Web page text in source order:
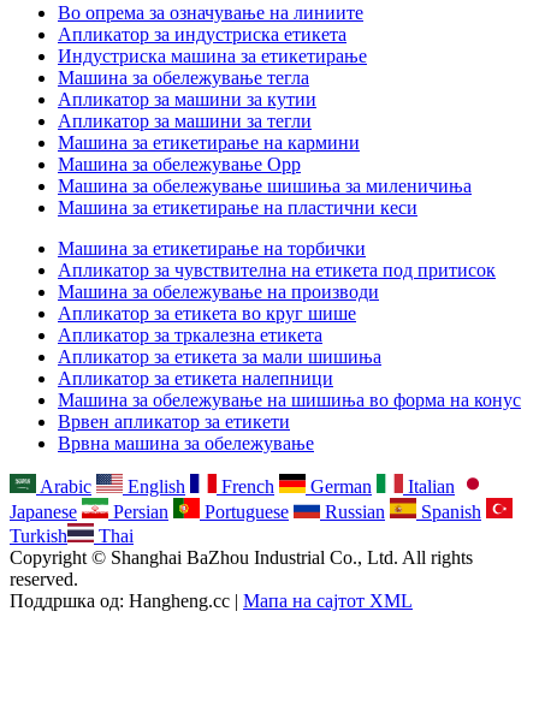
Во опрема за означување на линиите
Апликатор за индустриска етикета
Индустриска машина за етикетирање
Машина за обележување тегла
Апликатор за машини за кутии
Апликатор за машини за тегли
Машина за етикетирање на кармини
Машина за обележување Opp
Машина за обележување шишиња за миленичиња
Машина за етикетирање на пластични кеси
Машина за етикетирање на торбички
Апликатор за чувствителна на етикета под притисок
Машина за обележување на производи
Апликатор за етикета во круг шише
Апликатор за тркалезна етикета
Апликатор за етикета за мали шишиња
Апликатор за етикета налепници
Машина за обележување на шишиња во форма на конус
Врвен апликатор за етикети
Врвна машина за обележување
Arabic English French German
Italian
Japanese
Persian Portuguese Russian
Spanish
Turkish
Thai
Copyright © Shanghai BaZhou Industrial Co., Ltd. All rights
reserved.
Поддршка од: Hangheng.cc | Мапа на сајтот XML